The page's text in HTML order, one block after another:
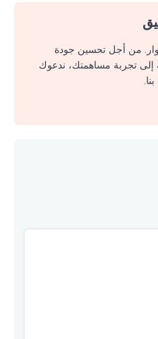
من أجل تحسين جودة
إلى تجربة مساهمتك، ندعوك